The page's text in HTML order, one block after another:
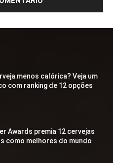
menos calórica? Veja um
com ranking de 12 opções
Awards premia 12 cervejas
como melhores do mundo